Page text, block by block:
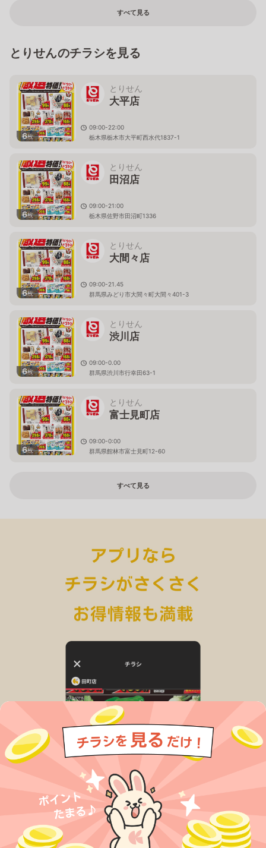
すべて見る
とりせんのチラシを見る
6枚
とりせん
大平店
09:00-22:00
栃木県栃木市大平町西水代1837-1
6枚
とりせん
田沼店
09:00-21:00
栃木県佐野市田沼町1336
6枚
とりせん
大間々店
09:00-21.45
群馬県みどり市大間々町大間々401-3
6枚
とりせん
渋川店
09:00-0.00
群馬県渋川市行幸田63-1
6枚
とりせん
富士見町店
09:00-0:00
群馬県館林市富士見町12-60
すべて見る